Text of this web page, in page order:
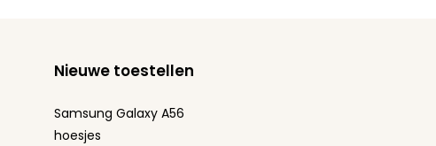
Nieuwe toestellen
Samsung Galaxy A56
hoesjes